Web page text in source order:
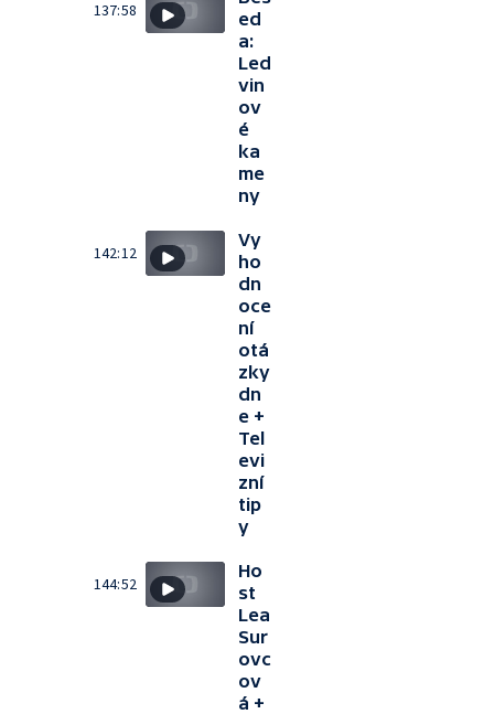
137:58
ed
a:
Led
vin
ov
é
ka
me
ny
142:12
Vy
ho
dn
oce
ní
otá
zky
dn
e +
Tel
evi
zní
tip
y
144:52
Ho
st
Lea
Sur
ovc
ov
á +